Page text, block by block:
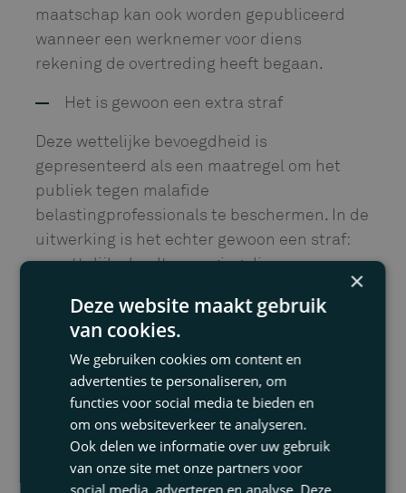
maatschap kan ook worden gepubliceerd
wanneer een werknemer voor diens
rekening de overtreding heeft begaan.
Het is gewoon een extra straf
Deze wettelijke bevoegdheid is
gepresenteerd als een maatregel om het
publiek tegen malafide
belastingprofessionals te beschermen. In de
uitwerking is het echter gewoon een straf:
opzettelijke leedtoevoeging die
verstrekkende (commerciële) gevolgen kan
hebben voor de beroepsuitoefening van de
belastingprofessional.
Samenloop met de boete
Een schrale troost is dat de voorgenomen
openbaarmaking als strafmaatverweer in
stelling kan worden gebracht bij het verweer
tegen de bestuurlijke boete.
×
Deze website maakt gebruik
van cookies.
We gebruiken cookies om content en
advertenties te personaliseren, om
functies voor social media te bieden en
om ons websiteverkeer te analyseren.
Ook delen we informatie over uw gebruik
van onze site met onze partners voor
social media, adverteren en analyse. Deze